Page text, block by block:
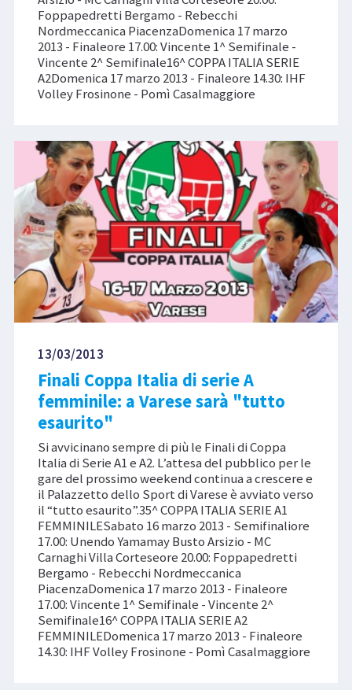
Foppapedretti Bergamo - Rebecchi
Nordmeccanica PiacenzaDomenica 17 marzo
2013 - Finaleore 17.00: Vincente 1^ Semifinale -
Vincente 2^ Semifinale16^ COPPA ITALIA SERIE
A2Domenica 17 marzo 2013 - Finaleore 14.30: IHF
Volley Frosinone - Pomì Casalmaggiore
13/03/2013
Finali Coppa Italia di serie A
femminile: a Varese sarà "tutto
esaurito"
Si avvicinano sempre di più le Finali di Coppa
Italia di Serie A1 e A2. L’attesa del pubblico per le
gare del prossimo weekend continua a crescere e
il Palazzetto dello Sport di Varese è avviato verso
il “tutto esaurito”.35^ COPPA ITALIA SERIE A1
FEMMINILESabato 16 marzo 2013 - Semifinaliore
17.00: Unendo Yamamay Busto Arsizio - MC
Carnaghi Villa Corteseore 20.00: Foppapedretti
Bergamo - Rebecchi Nordmeccanica
PiacenzaDomenica 17 marzo 2013 - Finaleore
17.00: Vincente 1^ Semifinale - Vincente 2^
Semifinale16^ COPPA ITALIA SERIE A2
FEMMINILEDomenica 17 marzo 2013 - Finaleore
14.30: IHF Volley Frosinone - Pomì Casalmaggiore